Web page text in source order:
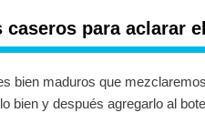
para aclarar
bien maduros que
bien y después agregarlo al